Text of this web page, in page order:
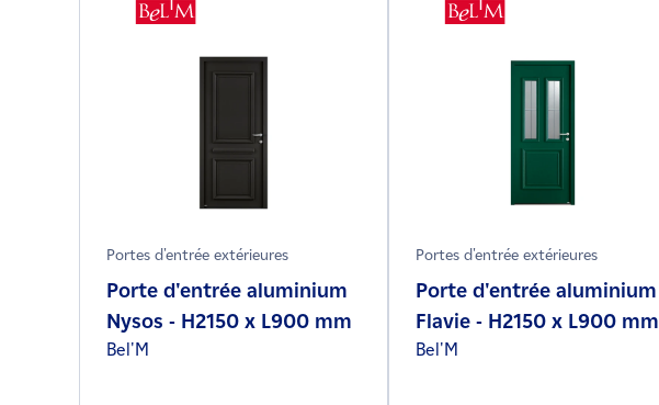
Portes d'entrée extérieures
Porte d'entrée aluminium
Nysos - H2150 x L900 mm
Bel'M
Portes d'entrée extérieures
Porte d'entrée aluminium
Flavie - H2150 x L900 mm
Bel'M